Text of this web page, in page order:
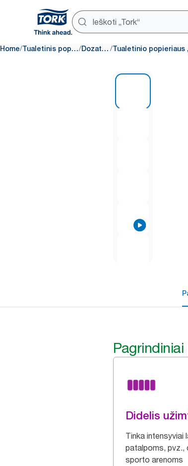
Home/ Tualetinis popierius/ Dozatoriai /
Didelis
Tinka intensyviai
patalpoms, pvz.,
sporto arenoms